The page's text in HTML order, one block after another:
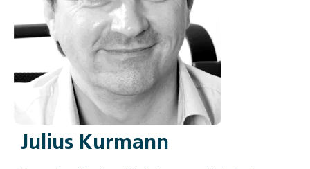
Julius Kurmann